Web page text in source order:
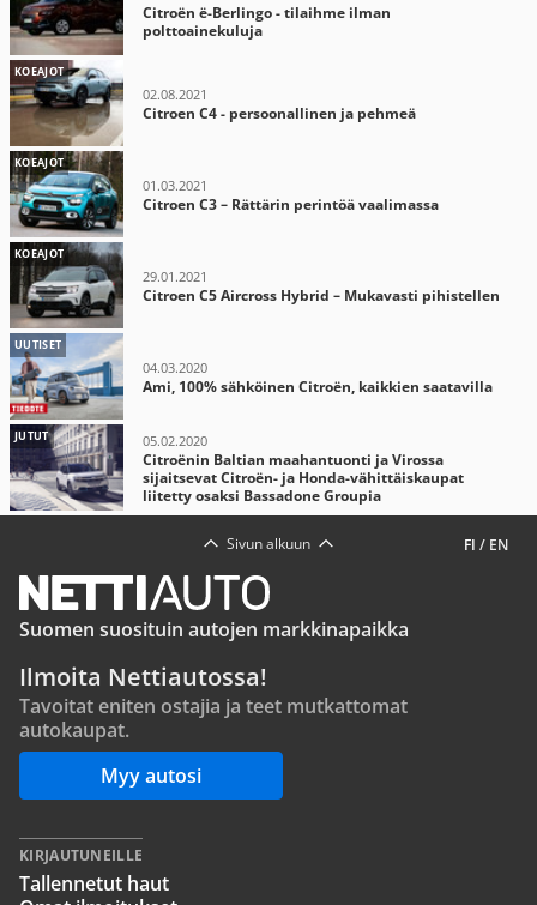
Citroën ë-Berlingo - tilaihme ilman
polttoainekuluja
KOEAJOT
02.08.2021
Citroen C4 - persoonallinen ja pehmeä
KOEAJOT
01.03.2021
Citroen C3 – Rättärin perintöä vaalimassa
KOEAJOT
29.01.2021
Citroen C5 Aircross Hybrid – Mukavasti pihistellen
UUTISET
04.03.2020
Ami, 100% sähköinen Citroën, kaikkien saatavilla
JUTUT 05.02.2020
Citroënin Baltian maahantuonti ja Virossa
sijaitsevat Citroën- ja Honda-vähittäiskaupat
liitetty osaksi Bassadone Groupia
FI / EN
Sivun alkuun
Suomen suosituin autojen markkinapaikka
Ilmoita Nettiautossa!
Tavoitat eniten ostajia ja teet mutkattomat
autokaupat.
Myy autosi
KIRJAUTUNEILLE
Tallennetut haut